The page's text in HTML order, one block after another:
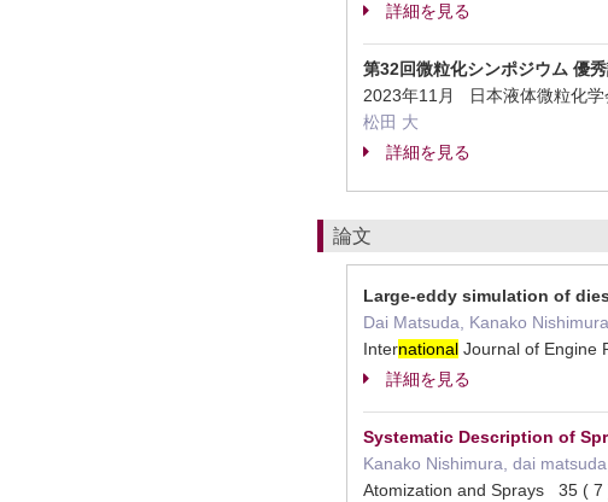
詳細を見る
第32回微粒化シンポジウム 優
2023年11月 日本液体微粒化
松田 大
詳細を見る
論文
Large-eddy simulation of
Dai Matsuda, Kanako
International Journal of
詳細を見る
Systematic Description of
Kanako Nishimura, dai
Atomization and Sprays 35 (